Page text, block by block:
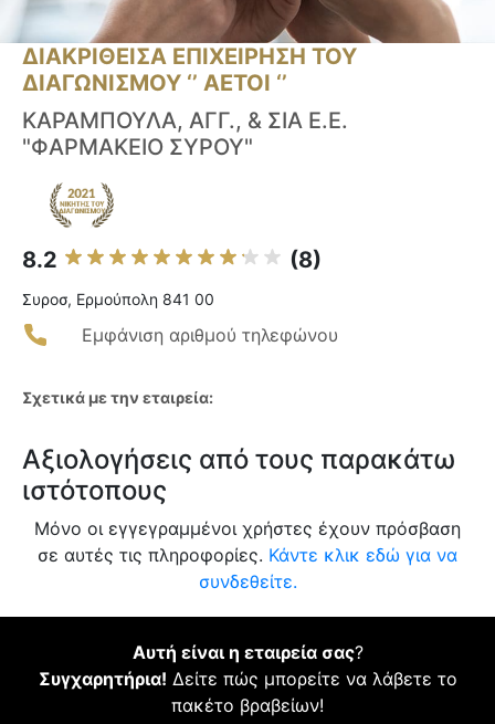
ΔΙΑΚΡΙΘΕΙΣΑ ΕΠΙΧΕΙΡΗΣΗ ΤΟΥ
ΔΙΑΓΩΝΙΣΜΟΥ ‘’ ΑΕΤΟΙ ‘’
ΚΑΡΑΜΠΟΥΛΑ, ΑΓΓ., & ΣΙΑ Ε.Ε.
"ΦΑΡΜΑΚΕΙΟ ΣΥΡΟΥ"
8.2 (8)
Συροσ, Ερμούπολη 841 00
Εμφάνιση αριθμού τηλεφώνου
Σχετικά με την εταιρεία:
Αξιολογήσεις από τους παρακάτω
ιστότοπους
Μόνο οι εγγεγραμμένοι χρήστες έχουν πρόσβαση
σε αυτές τις πληροφορίες. Κάντε κλικ εδώ για να
συνδεθείτε.
Αυτή είναι η εταιρεία σας?
Συγχαρητήρια! Δείτε πώς μπορείτε να λάβετε το
πακέτο βραβείων!